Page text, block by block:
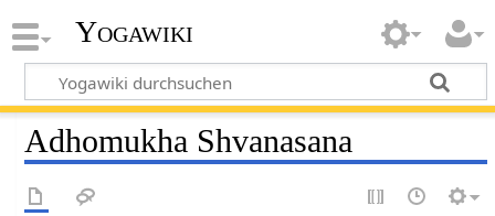
Yogawiki
Adhomukha Shvanasana